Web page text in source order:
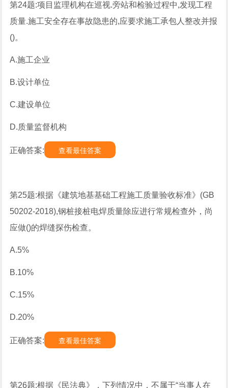
第24题:项目监理机构在巡视.旁站和检验过程中,发现工程
质量.施工安全存在事故隐患的,应要求施工承包人整改并报
()。
A.施工企业
B.设计单位
C.建设单位
D.质量监督机构
正确答案: 查看最佳答案
第25题:根据《建筑地基基础工程施工质量验收标准》(GB
50202-2018),钢桩接桩电焊质量除应进行常规检查外，尚
应做()的焊缝探伤检查。
A.5%
B.10%
C.15%
D.20%
正确答案: 查看最佳答案
第26题:根据《民法典》，下列情况中，不属于“当事人在